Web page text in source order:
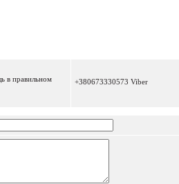
в правильном
+380673330573 Viber